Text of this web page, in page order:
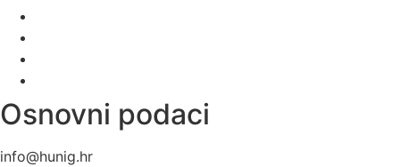
Osnovni podaci
info@hunig.hr